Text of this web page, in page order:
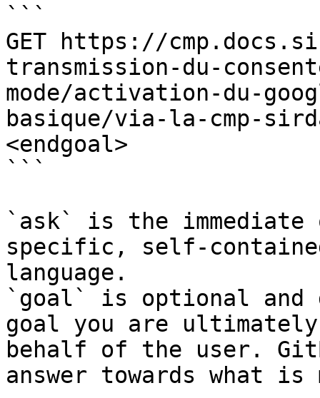
```
GET https://
transmission-du-
mode/activation-du-
basique/via-la-cmp-
<endgoal>
```
`ask` is the
specific, self-
language.
`goal` is optional and
goal you are
behalf of the user.
answer towards what